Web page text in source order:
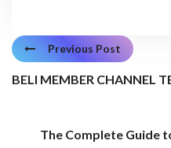
Previous Post
BELI MEMBER CHANNEL
The Complete Guide